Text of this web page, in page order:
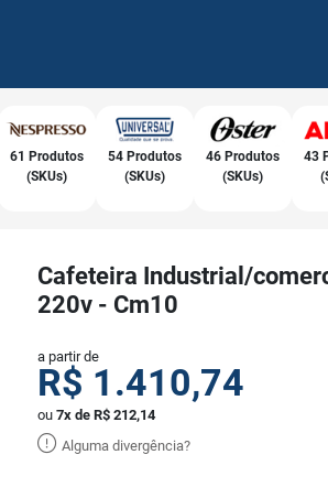
61 Produtos
(SKUs)
54 Produtos
(SKUs)
46 Produtos
(SKUs)
43
Cafeteira Industrial/
220v - Cm10
a partir de
R$ 1.410,74
ou 7x de R$ 212,14
Alguma divergência?